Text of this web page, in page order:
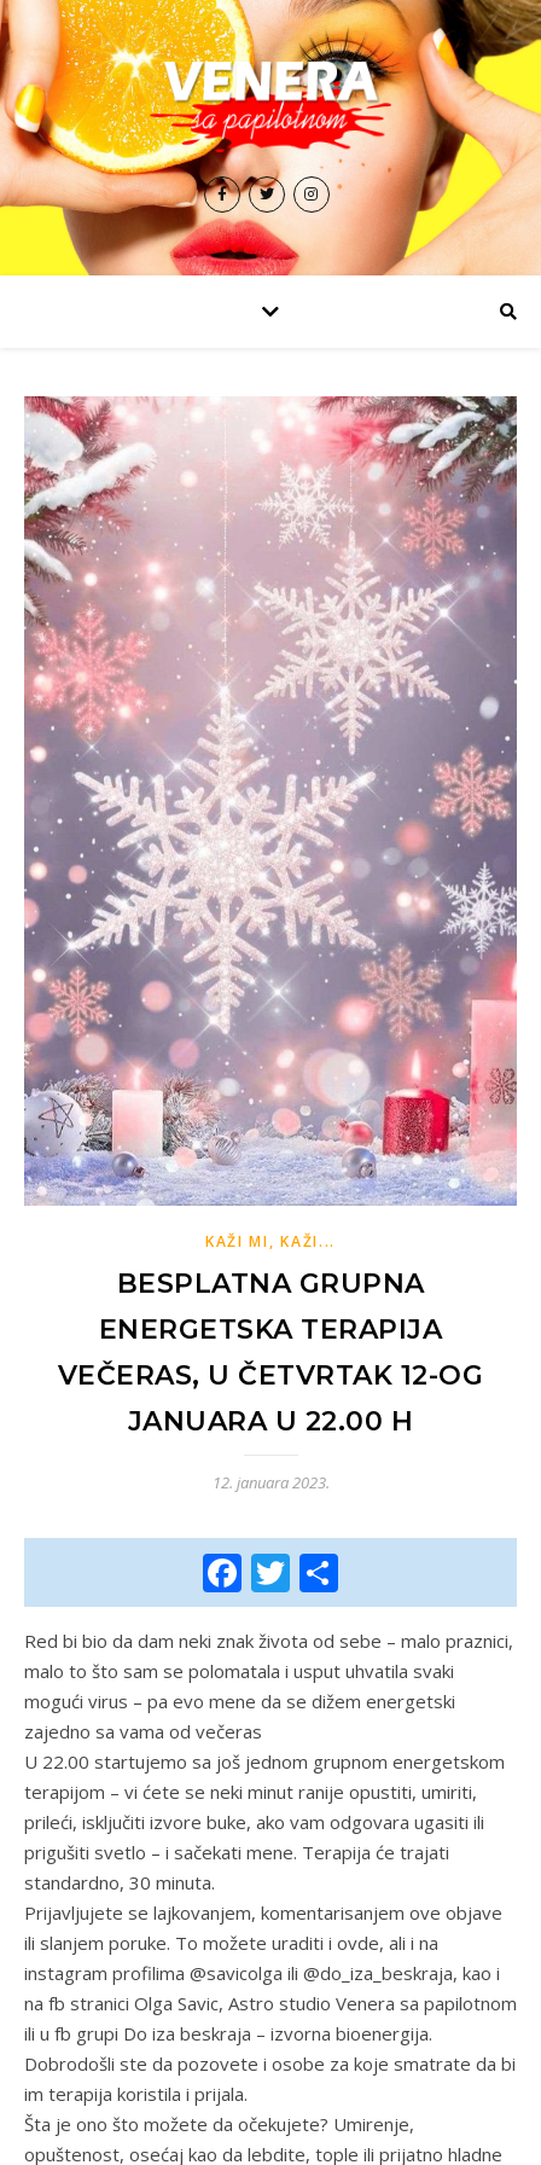
KAŽI MI, KAŽI...
BESPLATNA GRUPNA
ENERGETSKA TERAPIJA
VEČERAS, U ČETVRTAK 12-OG
JANUARA U 22.00 H
12. januara 2023.
Facebook
Twitter
Red bi bio da dam neki znak života od sebe – malo praznici,
malo to što sam se polomatala i usput uhvatila svaki
mogući virus – pa evo mene da se dižem energetski
zajedno sa vama od večeras
U 22.00 startujemo sa još jednom grupnom energetskom
terapijom – vi ćete se neki minut ranije opustiti, umiriti,
prileći, isključiti izvore buke, ako vam odgovara ugasiti ili
prigušiti svetlo – i sačekati mene. Terapija će trajati
standardno, 30 minuta.
Prijavljujete se lajkovanjem, komentarisanjem ove objave
ili slanjem poruke. To možete uraditi i ovde, ali i na
instagram profilima @savicolga ili @do_iza_beskraja, kao i
na fb stranici Olga Savic, Astro studio Venera sa papilotnom
ili u fb grupi Do iza beskraja – izvorna bioenergija.
Dobrodošli ste da pozovete i osobe za koje smatrate da bi
im terapija koristila i prijala.
Šta je ono što možete da očekujete? Umirenje,
opuštenost, osećaj kao da lebdite, tople ili prijatno hladne